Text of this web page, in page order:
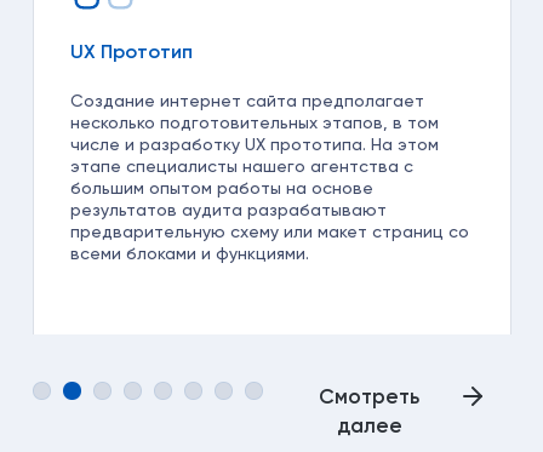
UX Прототип
Создание интернет сайта предполагает
несколько подготовительных этапов, в том
числе и разработку UX прототипа. На этом
этапе специалисты нашего агентства с
большим опытом работы на основе
результатов аудита разрабатывают
предварительную схему или макет страниц со
всеми блоками и функциями.
Смотреть
далее